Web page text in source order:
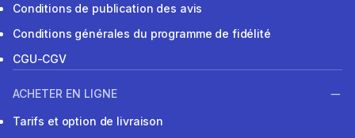
Conditions de publication des avis
Conditions générales du programme de fidélité
CGU-CGV
ACHETER EN LIGNE
Tarifs et option de livraison